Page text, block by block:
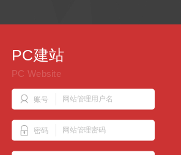
PC建站
PC Website
PC建站
PC Website
账号
密码